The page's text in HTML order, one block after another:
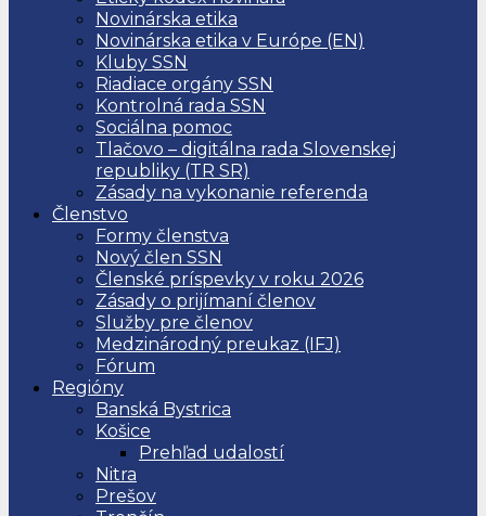
Novinárska etika
Novinárska etika v Európe (EN)
Kluby SSN
Riadiace orgány SSN
Kontrolná rada SSN
Sociálna pomoc
Tlačovo – digitálna rada Slovenskej
republiky (TR SR)
Zásady na vykonanie referenda
Členstvo
Formy členstva
Nový člen SSN
Členské príspevky v roku 2026
Zásady o prijímaní členov
Služby pre členov
Medzinárodný preukaz (IFJ)
Fórum
Regióny
Banská Bystrica
Košice
Prehľad udalostí
Nitra
Prešov